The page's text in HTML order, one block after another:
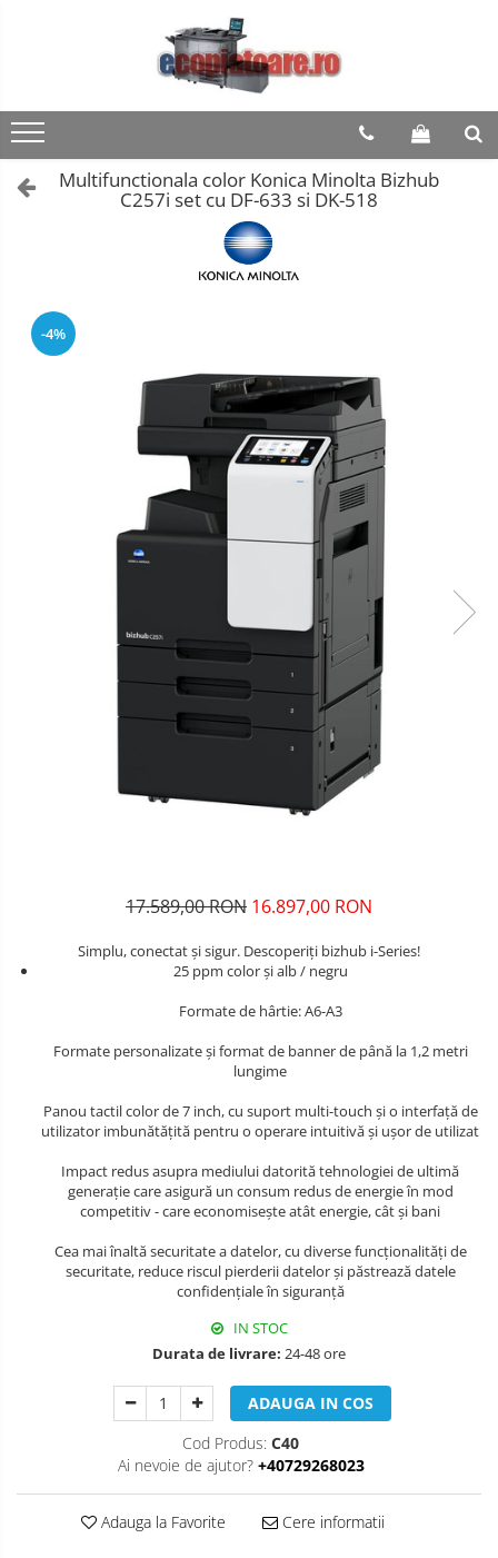
Multifunctionala color Konica Minolta Bizhub
C257i set cu DF-633 si DK-518
-4%
17.589,00 RON 16.897,00 RON
Simplu, conectat și sigur. Descoperiți bizhub i-Series!
25 ppm color și alb / negru
Formate de hârtie: A6-A3
Formate personalizate și format de banner de până la 1,2 metri
lungime
Panou tactil color de 7 inch, cu suport multi-touch și o interfață de
utilizator imbunătățită pentru o operare intuitivă și ușor de utilizat
Impact redus asupra mediului datorită tehnologiei de ultimă
generație care asigură un consum redus de energie în mod
competitiv - care economisește atât energie, cât și bani
Cea mai înaltă securitate a datelor, cu diverse funcționalități de
securitate, reduce riscul pierderii datelor și păstrează datele
confidențiale în siguranță
IN STOC
Durata de livrare: 24-48 ore
ADAUGA IN COS
Cod Produs: C40
Ai nevoie de ajutor? +40729268023
Adauga la Favorite Cere informatii